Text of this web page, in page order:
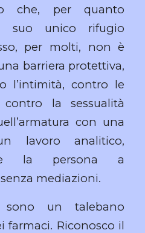
che, per quanto
suo unico rifugio
per molti, non è
barriera protettiva,
l’intimità, contro le
la sessualità
con una
lavoro analitico,
la persona a
mediazioni.
sono un talebano
farmaci. Riconosco il